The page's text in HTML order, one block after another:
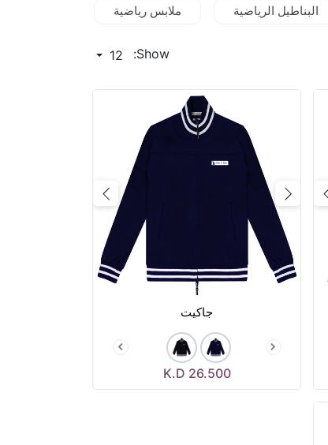
البناطيل الرياضية ملابس رياضية
Show:
12
Next
Previous
Next
جاكيت
26.500